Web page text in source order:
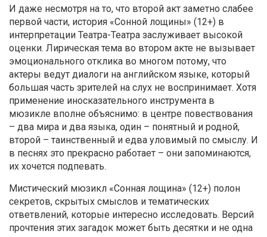
И даже несмотря на то, что второй акт заметно слабее
первой части, история «Сонной лощины» (12+) в
интерпретации Театра-Театра заслуживает высокой
оценки. Лирическая тема во втором акте не вызывает
эмоционального отклика во многом потому, что
актеры ведут диалоги на английском языке, который
большая часть зрителей на слух не воспринимает. Хотя
применение иносказательного инструмента в
мюзикле вполне объяснимо: в центре повествования
– два мира и два языка, один – понятный и родной,
второй – таинственный и едва уловимый по смыслу. И
в песнях это прекрасно работает – они запоминаются,
их хочется подпевать.
Мистический мюзикл «Сонная лощина» (12+) полон
секретов, скрытых смыслов и тематических
ответвлений, которые интересно исследовать. Версий
прочтения этих загадок может быть десятки и не одна